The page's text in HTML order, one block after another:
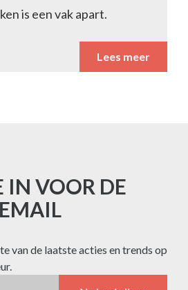
is een vak apart.
Lees meer
IN VOOR DE
van de laatste acties en trends op